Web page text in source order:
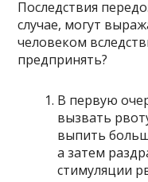
Последствия
случае, могут
человеком
предпринять?
В первую
вызвать
выпить
а затем
стимуляции